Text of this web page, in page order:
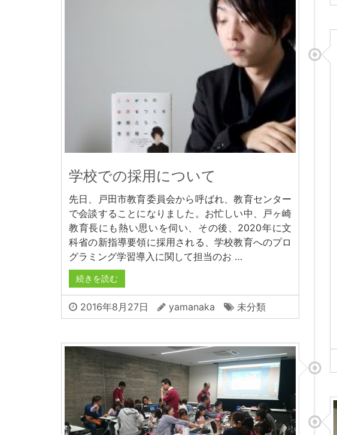
学校での採用について
先日、戸田市教育委員会から呼ばれ、教育センター
で会談することになりました。お忙しい中、戸ヶ崎
教育長にも熱い思いを伺い、その後、2020年に文
科省の新指導要領に採用される、学校教育へのプロ
グラミング学習導入に関して担当のお …
続きを読む
2016年8月27日 yamanaka 未分類